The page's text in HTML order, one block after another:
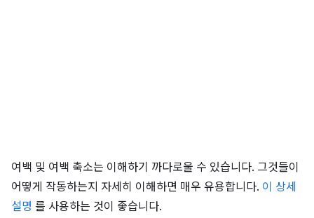
여백 및 여백 축소는 이해하기 까다로울 수 있습니다. 그것들이
어떻게 작동하는지 자세히 이해하면 매우 유용합니다. 이 상세
설명 를 사용하는 것이 좋습니다.